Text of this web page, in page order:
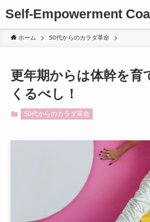
Self-Empowerment
ホーム 50代からのカラダ革命
更年期からは体幹を育
くるべし！
50代からのカラダ革命